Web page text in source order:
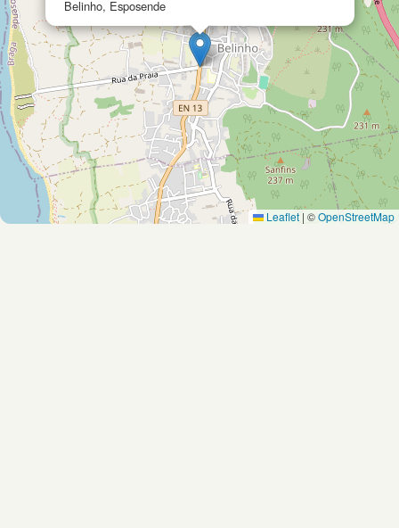
Belinho, Esposende
Leaflet | ©OpenStreetMap